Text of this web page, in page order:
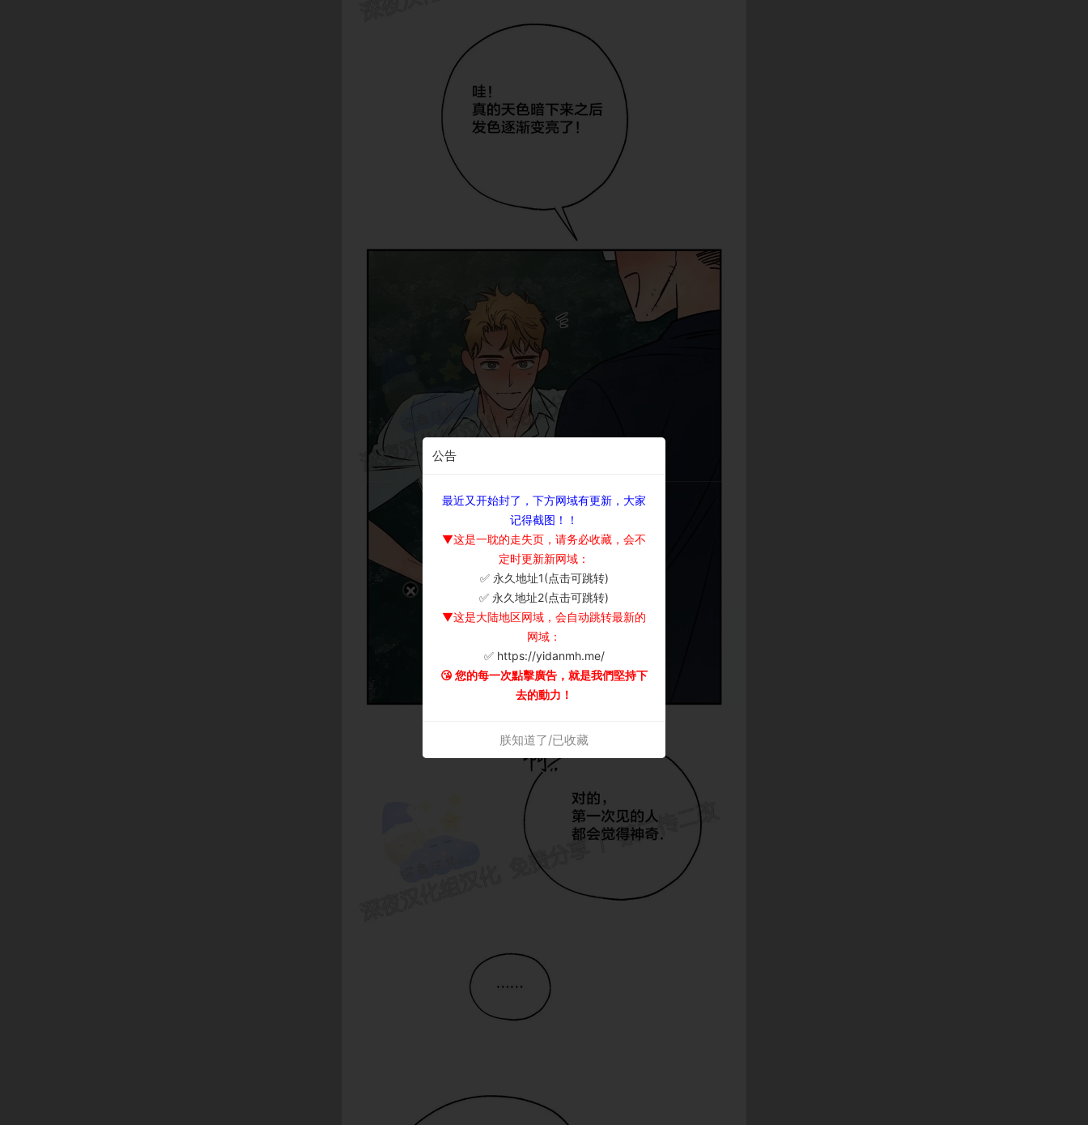
公告
最近又开始封了，下方网域有更新，大家
记得截图！！
▼这是一耽的走失页，请务必收藏，会不
定时更新新网域：
✅ 永久地址1(点击可跳转)
✅ 永久地址2(点击可跳转)
▼这是大陆地区网域，会自动跳转最新的
网域：
✅ https://yidanmh.me/
😘 您的每一次點擊廣告，就是我們堅持下
去的動力！
朕知道了/已收藏
×